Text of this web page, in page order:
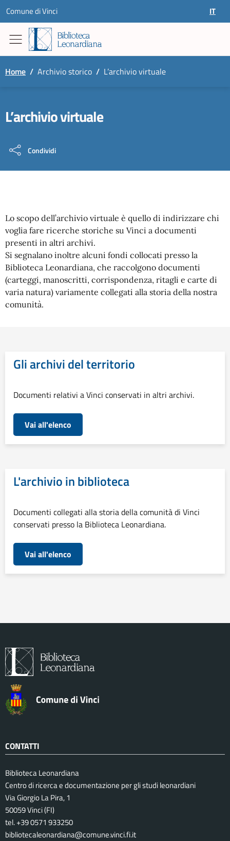
Skip to content
Comune di Vinci IT
Home / Archivio storico / L’archivio virtuale
L’archivio virtuale
Condividi
Lo scopo dell’archivio virtuale è quello di indirizzare chi
voglia fare ricerche storiche su Vinci a documenti
presenti in altri archivi.
Si segnalano inoltre alcuni fondi collocati presso la
Biblioteca Leonardiana, che raccolgono documenti
(carteggi, manoscritti, corrispondenza, ritagli e carte di
varia natura) variamente collegati alla storia della nostra
comunità.
Gli archivi del territorio
Documenti relativi a Vinci conservati in altri archivi.
Vai all'elenco
L'archivio in biblioteca
Documenti collegati alla storia della comunità di Vinci
conservati presso la Biblioteca Leonardiana.
Vai all'elenco
CONTATTI
Biblioteca Leonardiana
Centro di ricerca e documentazione per gli studi leonardiani
Via Giorgio La Pira, 1
50059 Vinci (FI)
tel. +39 0571 933250
bibliotecaleonardiana@comune.vinci.fi.it